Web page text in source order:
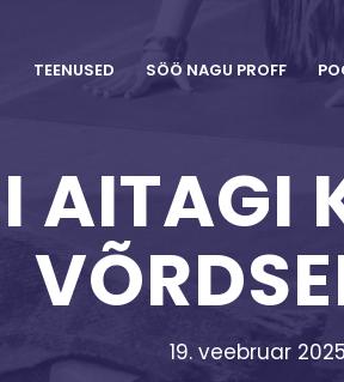
TEENUSED SÖÖ NAGU PROFF
AITAGI
19. veebruar 2025